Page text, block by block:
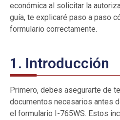
económica al solicitar la
guía, te explicaré paso a paso
formulario correctamente.
1. Introducción
Primero, debes asegurarte de
documentos necesarios antes
el formulario I-765WS. Estos